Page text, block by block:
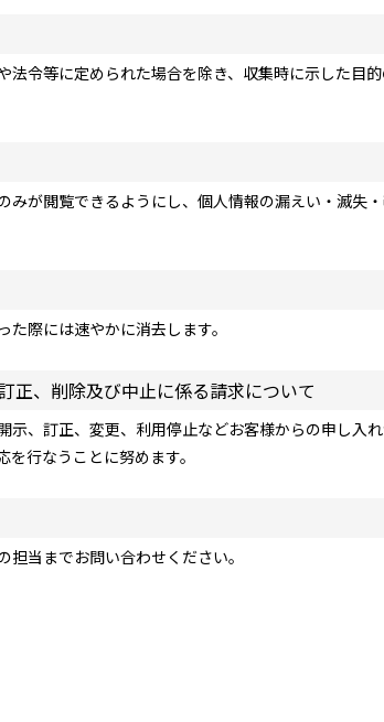
法令等に定められた場合を除き、収集時に示した目
みが閲覧できるようにし、個人情報の漏えい・滅失
際には速やかに消去します。
正、削除及び中止に係る請求について
示、訂正、変更、利用停止などお客様からの申し入
行なうことに努めます。
当までお問い合わせください。